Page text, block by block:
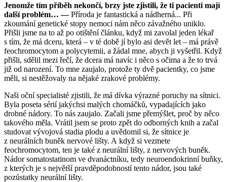
Jenomže tím příběh nekončí, brzy jste zjistili, že ti pacienti mají
další problém… —Příroda je fantastická a nádherná... Při
zkoumání genetické stopy nemoci nám něco závažného uniklo.
Přišli jsme na to až po otištění článku, když mi zavolal jeden lékař
s tím, že má dceru, která – v té době jí bylo asi devět let – má právě
feochromocytom a polycytemii, a žádal mne, abych ji vyšetřil. Když
přišli, sdělil mezi řečí, že dcera má navíc i něco s očima a že to trvá
již od narození. To mne zaujalo, protože ty dvě pacientky, co jsme
měli, si nestěžovaly na nějaké zrakové problémy.
Naši oční specialisté zjistili, že má dívka výrazné poruchy na sítnici.
Byla poseta sérií jakýchsi malých chomáčků, vypadajících jako
drobné nádory. To nás zaujalo. Začali jsme přemýšlet, proč by něco
takového měla. Vrátil jsem se proto zpět do odborných knih a začal
studovat vývojová stadia plodu a uvědomil si, že sítnice je
z neurálních buněk nervové lišty. A když si vezmete
feochromocytom, ten je také z neurální lišty, z nervových buněk.
Nádor somatostatinom ve dvanáctníku, tedy neuroendokrinní buňky,
z kterých je s největší pravděpodobností tento nádor, jsou také
pozůstatky neurální lišty.